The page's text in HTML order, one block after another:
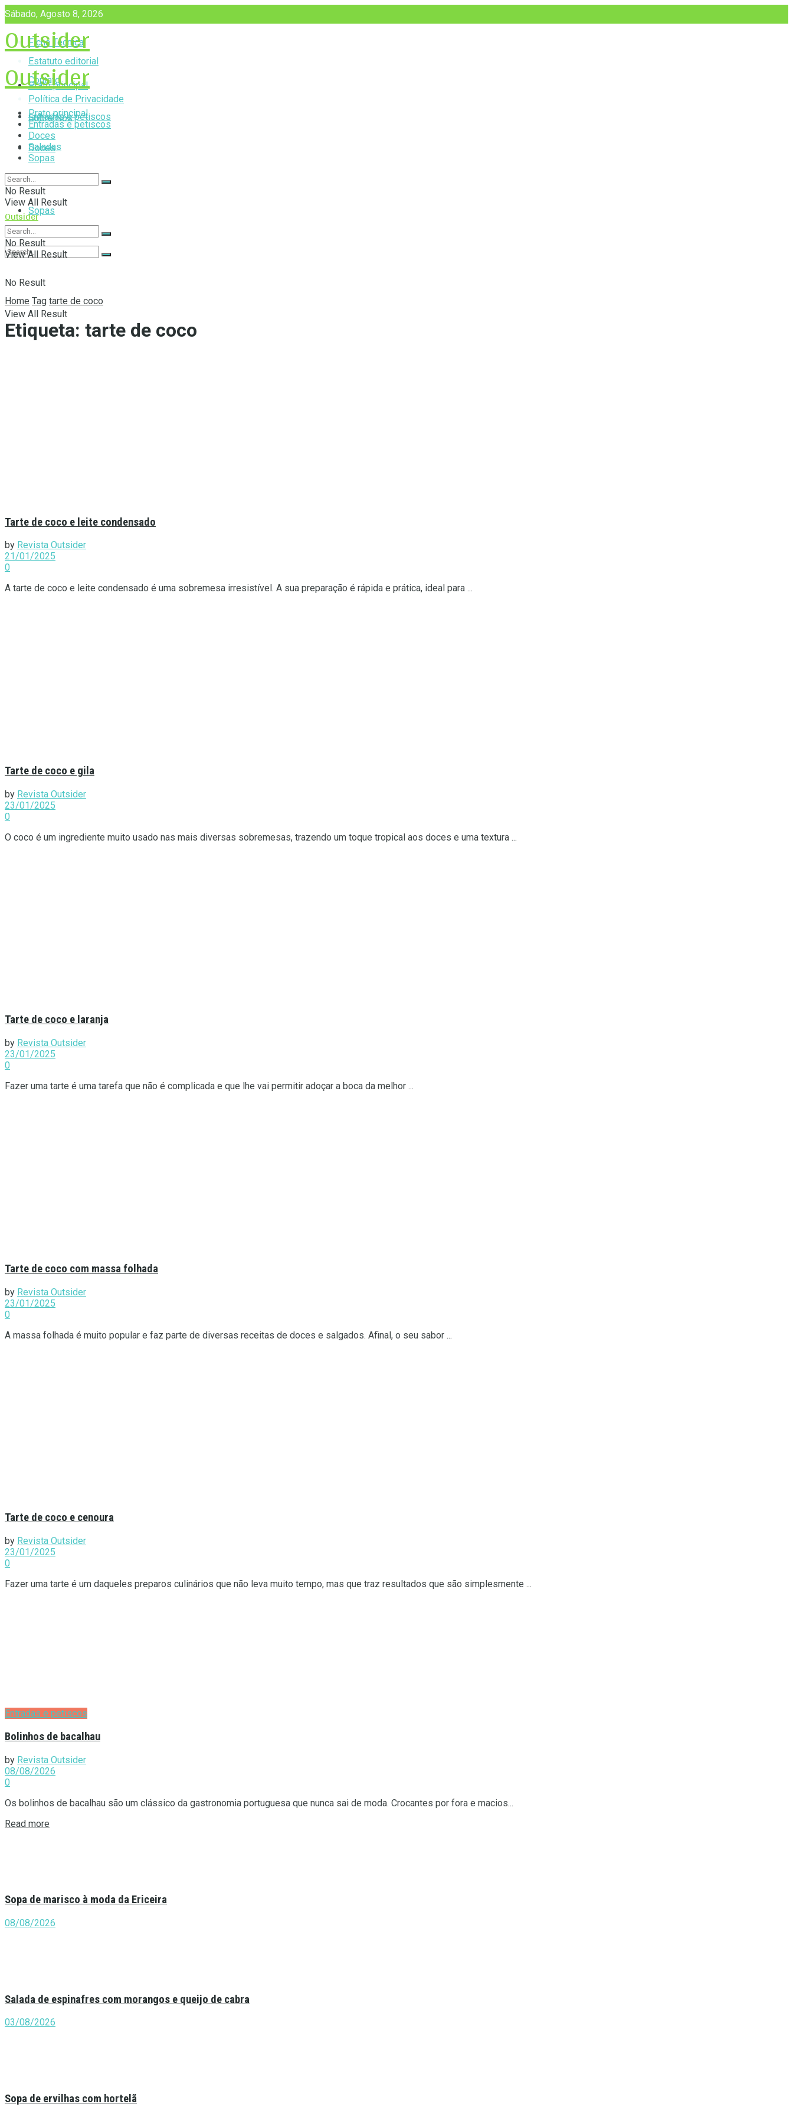
Sábado, Agosto 8, 2026
Ficha Técnica
Estatuto editorial
Contato
Política de Privacidade
Sobre Nós
Outsider
Prato principal
Entradas e petiscos
Doces
Saladas
Sopas
No Result
View All Result
Outsider
Prato principal
Entradas e petiscos
Doces
Saladas
Sopas
No Result
View All Result
Outsider
No Result
View All Result
Home Tag tarte de coco
Etiqueta: tarte de coco
Tarte de coco e leite condensado
by Revista Outsider
21/01/2025
0
A tarte de coco e leite condensado é uma sobremesa irresistível. A sua preparação é rápida e prática, ideal para ...
Tarte de coco e gila
by Revista Outsider
23/01/2025
0
O coco é um ingrediente muito usado nas mais diversas sobremesas, trazendo um toque tropical aos doces e uma textura ...
Tarte de coco e laranja
by Revista Outsider
23/01/2025
0
Fazer uma tarte é uma tarefa que não é complicada e que lhe vai permitir adoçar a boca da melhor ...
Tarte de coco com massa folhada
by Revista Outsider
23/01/2025
0
A massa folhada é muito popular e faz parte de diversas receitas de doces e salgados. Afinal, o seu sabor ...
Tarte de coco e cenoura
by Revista Outsider
23/01/2025
0
Fazer uma tarte é um daqueles preparos culinários que não leva muito tempo, mas que traz resultados que são simplesmente ...
Entradas e petiscos
Bolinhos de bacalhau
by Revista Outsider
08/08/2026
0
Os bolinhos de bacalhau são um clássico da gastronomia portuguesa que nunca sai de moda. Crocantes por fora e macios...
Read more
Sopa de marisco à moda da Ericeira
08/08/2026
Salada de espinafres com morangos e queijo de cabra
03/08/2026
Sopa de ervilhas com hortelã